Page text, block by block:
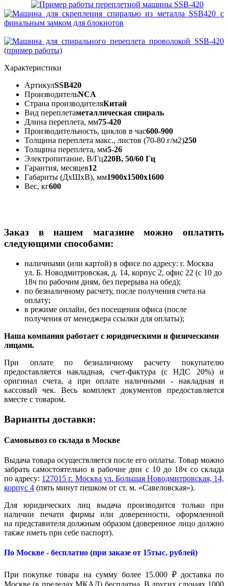
Характеристики
АртикулSSB420
ПроизводительNCA
Страна производителяКитай
Вид переплетаметаллическая спираль
Длина переплета, мм75-420
Производительность, циклов в час600-900
Толщина переплета макс., листов (70-80 г/м2)250
Толщина переплета, мм5-26
Электропитание, В/Гц220В, 50/60 Гц
Гарантия, месяцев12
Габариты (ДхШхВ), мм1900x1500x1600
Вес, кг600
Заказ в нашем магазине можно оплатить
следующими способами:
наличными (или картой) в офисе по адресу: г. Москва
ул. Б. Новодмитровская, д. 14, корпус 2, офис 22 (с 10 до
18ч по рабочим дням, без перерыва на обед);
по безналичному расчету, после получения счета на
оплату;
в режиме онлайн, без посещения офиса (после
получения от менеджера ссылки для оплаты);
Наша компания работает с юридическими и физическими
лицами.
При оплате по безналичному расчету покупателю
предоставляется накладная, счет-фактура (с НДС 20%) и
оригинал счета, а при оплате наличными - накладная и
кассовый чек. Весь комплект документов предоставляется
вместе с товаром.
Варианты доставки:
Самовывоз со склада в Москве
Выдача товара осуществляется после его оплаты. Товар можно
забрать самостоятельно в рабочие дни с 10 до 18ч со склада
по адресу: 127015 г. Москва ул. Большая Новодмитровская, 14,
корпус 4 (пять минут пешком от ст. м. «Савеловская»).
Для юридических лиц выдача производится только при
наличии печати фирмы или доверенности, оформленной
на представителя должным образом (доверенное лицо должно
также иметь при себе паспорт).
По Москве - бесплатно (при заказе от 15тыс. рублей)
При покупке товара на сумму более 15.000 ₽ доставка по
Москве (в пределах МКАД) бесплатна. В других случаях 1000